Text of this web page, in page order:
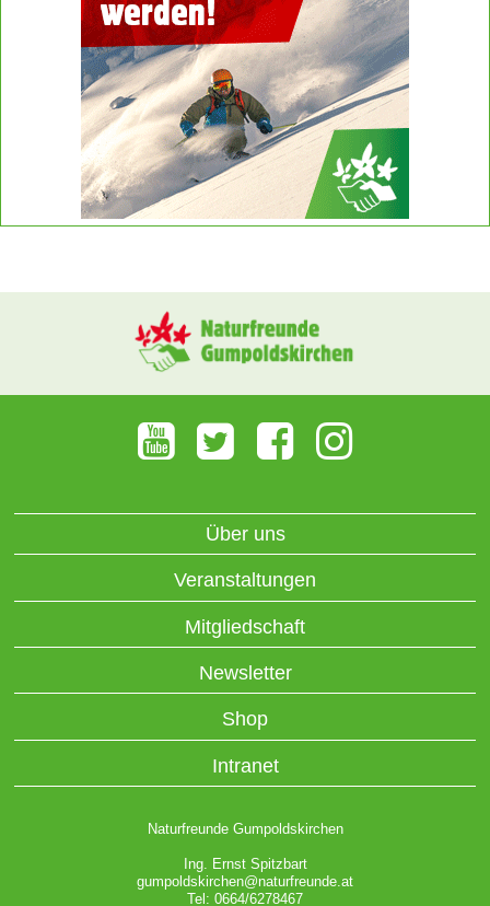
Über uns
Veranstaltungen
Mitgliedschaft
Newsletter
Shop
Intranet
Naturfreunde Gumpoldskirchen
Ing. Ernst Spitzbart
gumpoldskirchen@naturfreunde.at
Tel: 0664/6278467